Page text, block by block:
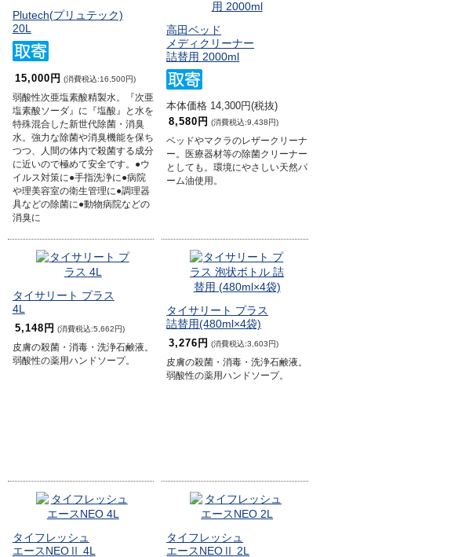
Plutech(プリュテック)
20L
15,000円 (消費税込:16,500円)
弱酸性次亜塩素酸精製水。『次亜
塩素酸ソーダ』に『塩酸』と水を
特殊混合した新世代除菌・消臭
水。強力な除菌や消臭機能を保ち
つつ、人間の体内で殺菌する成分
に近いので極めて安全です。●ウ
イルス対策に●手指洗浄に●病院
や理美容室の衛生管理に●調理器
具などの除菌に●動物病院などの
消臭に
高田ベッド
メディクリーナー
詰替用 2000ml
本体価格 14,300円(税抜)
8,580円 (消費税込:9,438円)
ベッドやマクラのレザークリーナ
ー。医療器材等の除菌クリーナー
としても。環境にやさしい天然パ
ーム油使用。
タイサリート プラス
4L
5,148円 (消費税込:5,662円)
皮膚の殺菌・消毒・洗浄石鹸液。
弱酸性の薬用ハンドソープ。
タイサリート プラス
詰替用(480ml×4袋)
3,276円 (消費税込:3,603円)
皮膚の殺菌・消毒・洗浄石鹸液。
弱酸性の薬用ハンドソープ。
タイフレッシュ
エースNEOⅡ 4L
タイフレッシュ
エースNEOⅡ 2L